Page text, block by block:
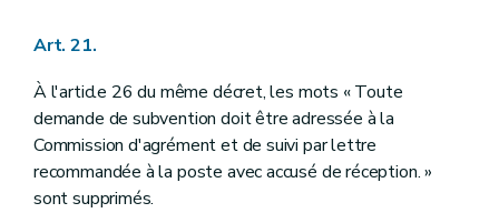
Art. 21.
À l'article 26 du même décret, les mots « Toute
demande de subvention doit être adressée à la
Commission d'agrément et de suivi par lettre
recommandée à la poste avec accusé de réception. »
sont supprimés.